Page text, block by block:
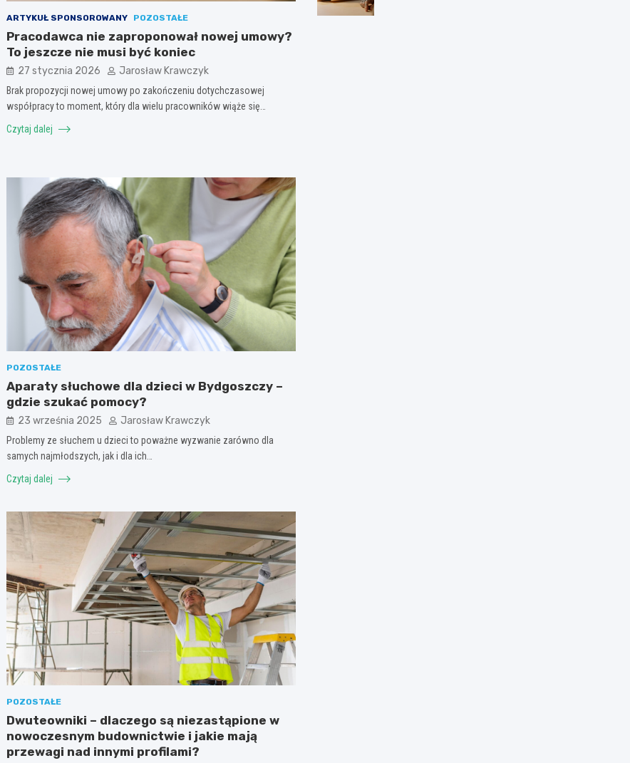
ARTYKUŁ SPONSOROWANY POZOSTAŁE
Pracodawca nie zaproponował nowej umowy?
To jeszcze nie musi być koniec
27 stycznia 2026 Jarosław Krawczyk
Brak propozycji nowej umowy po zakończeniu dotychczasowej
współpracy to moment, który dla wielu pracowników wiąże się…
Czytaj dalej
POZOSTAŁE
Aparaty słuchowe dla dzieci w Bydgoszczy –
gdzie szukać pomocy?
23 września 2025 Jarosław Krawczyk
Problemy ze słuchem u dzieci to poważne wyzwanie zarówno dla
samych najmłodszych, jak i dla ich…
Czytaj dalej
POZOSTAŁE
Dwuteowniki – dlaczego są niezastąpione w
nowoczesnym budownictwie i jakie mają
przewagi nad innymi profilami?